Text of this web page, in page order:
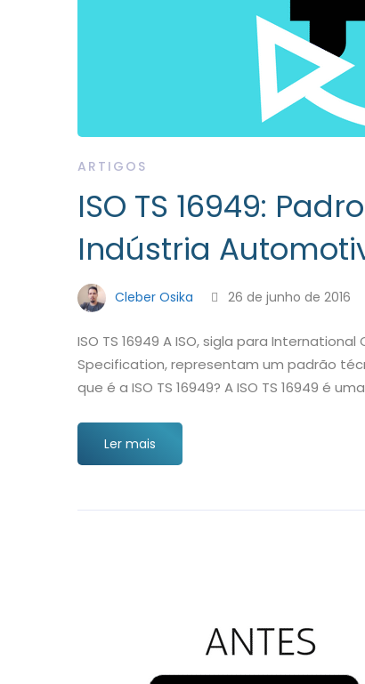
ARTIGOS
ISO TS 16949:
Indústria
Cleber Osika 26 de junho de 2016
ISO TS 16949 A ISO, sigla para
Specification, representam um padrão
que é a ISO TS 16949? A ISO TS 16949 é
Ler mais